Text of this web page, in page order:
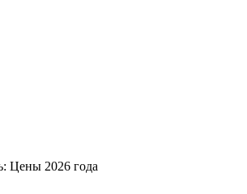
Цены 2026 года